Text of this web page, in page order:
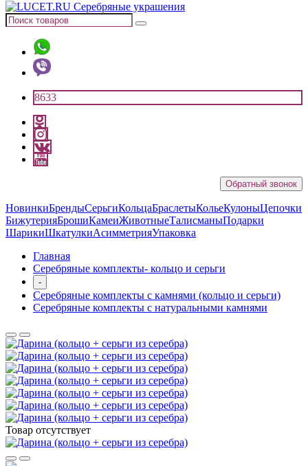
8633
Обратный звонок
НовинкиБрендыСерьгиКольцаБраслетыКольеКулоныЦепочки
БижутерияБрошиКамеиЖивотныеТалисманыПодарки
ШарикиШкатулкиАсимметрияУпаковка
Главная
Серебряные комплекты- кольцо и серьги
-
Серебряные комплекты с камнями (кольцо и серьги)
Серебряные комплекты с натуральными камнями
Товар отсутствует